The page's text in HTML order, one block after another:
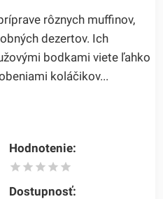
rôznych muffinov,
dezertov. Ich
bodkami viete ľahko
koláčikov...
Hodnotenie:
Dostupnosť: